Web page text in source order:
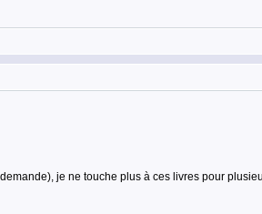
je ne touche plus à ces livres pour